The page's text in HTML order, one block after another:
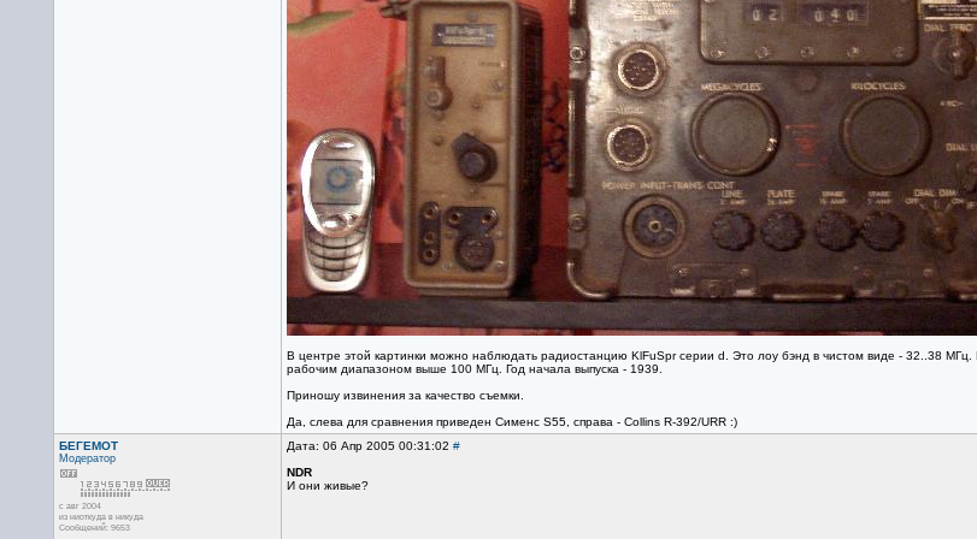
В центре этой картинки можно наблюдать радиостанцию KlFuSpr серии d. Это лоу бэнд в чистом виде - 32..38
рабочим диапазоном выше 100 МГц. Год начала выпуска - 1939.
Приношу извинения за качество съемки.
Да, слева для сравнения приведен Сименс S55, справа - Collins R-392/URR :)
БЕГЕМОТ
Модератор
с авг 2004
из ниоткуда в никуда
Сообщений: 9653
Дата: 06 Апр 2005 00:31:02 #
NDR
И они живые?